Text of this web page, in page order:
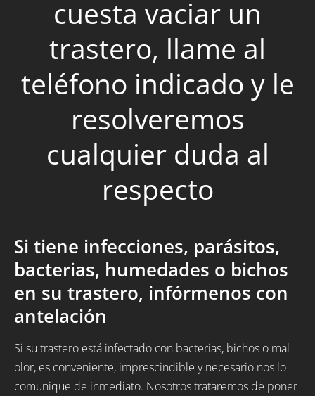
cuesta vaciar un
trastero, llame al
teléfono indicado y le
resolveremos
cualquier duda al
respecto
Si tiene infecciones, parásitos,
bacterias, humedades o bichos
en su trastero, infórmenos con
antelación
Si su trastero está infectado con bacterias, bichos o mal
olor, es conveniente, imprescindible y necesario nos lo
comunique de inmediato. Nosotros trataremos de poner